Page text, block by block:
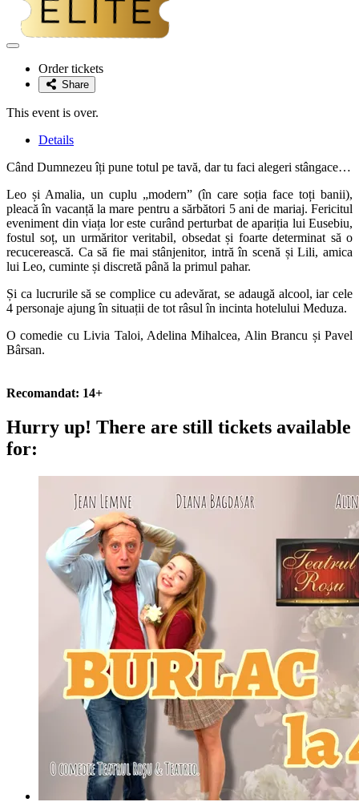
Adaugă
favoriteOrder tickets
Share
This event is over.
Details
Când Dumnezeu îți pune totul pe tavă, dar tu faci alegeri stângace…
Leo și Amalia, un cuplu „modern” (în care soția face toți banii),
pleacă în vacanță la mare pentru a sărbători 5 ani de mariaj. Fericitul
eveniment din viața lor este curând perturbat de apariția lui Eusebiu,
fostul soț, un urmăritor veritabil, obsedat și foarte determinat să o
recucerească. Ca să fie mai stânjenitor, intră în scenă și Lili, amica
lui Leo, cuminte și discretă până la primul pahar.
Și ca lucrurile să se complice cu adevărat, se adaugă alcool, iar cele
4 personaje ajung în situații de tot râsul în incinta hotelului Meduza.
O comedie cu Livia Taloi, Adelina Mihalcea, Alin Brancu și Pavel
Bârsan.
Recomandat: 14+
Hurry up! There are still tickets available
for: